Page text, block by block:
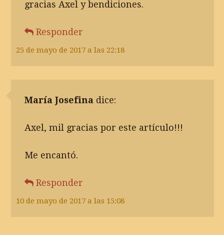
25 de mayo de 2017 a las 22:18
gracias Axel y bendiciones.
Responder
María Josefina dice:
10 de mayo de 2017 a las 15:08
Axel, mil gracias por este artículo!!!
Me encantó.
Responder